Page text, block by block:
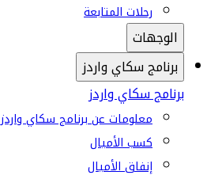
رحلات المتابعة
الوجهات
برنامج سكاي واردز
برنامج سكاي واردز
معلومات عن برنامج سكاي واردز
كسب الأميال
إنفاق الأميال